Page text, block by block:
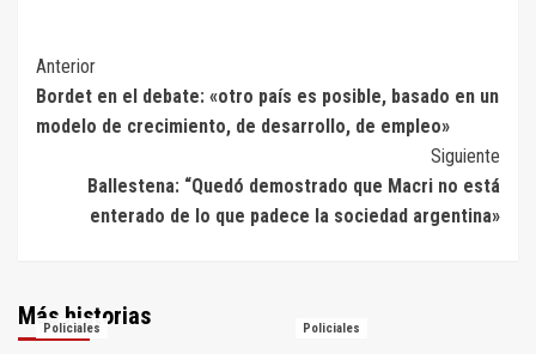
Navegación
de
Anterior
Bordet en el debate: «otro país es posible, basado en un
modelo de crecimiento, de desarrollo, de empleo»
Siguiente
Ballestena: “Quedó demostrado que Macri no está
enterado de lo que padece la sociedad argentina»
Más historias
Policiales Policiales